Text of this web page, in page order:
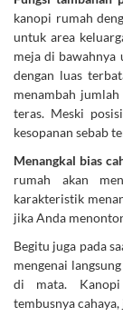
kanopi rumah
untuk area
meja di bawahnya
dengan luas
menambah
teras. Meski
kesopanan sebab
Menangkal bias
rumah akan
karakteristik
jika Anda
Begitu juga pada
mengenai
di mata. Kanopi
tembusnya